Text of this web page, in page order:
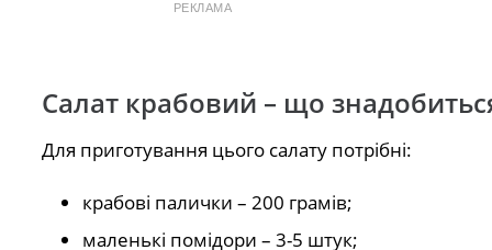
РЕКЛАМА
Салат крабовий – що
Для приготування цього салату потрібні:
крабові палички – 200 грамів;
маленькі помідори – 3-5 штук;